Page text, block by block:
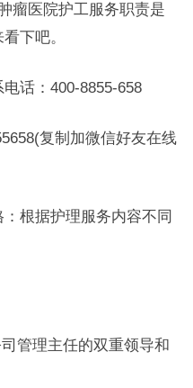
瘤医院护工服务职责是
下吧。
话：400-8855-658
复制加微信好友在线
根据护理服务内容不同
理主任的双重领导和